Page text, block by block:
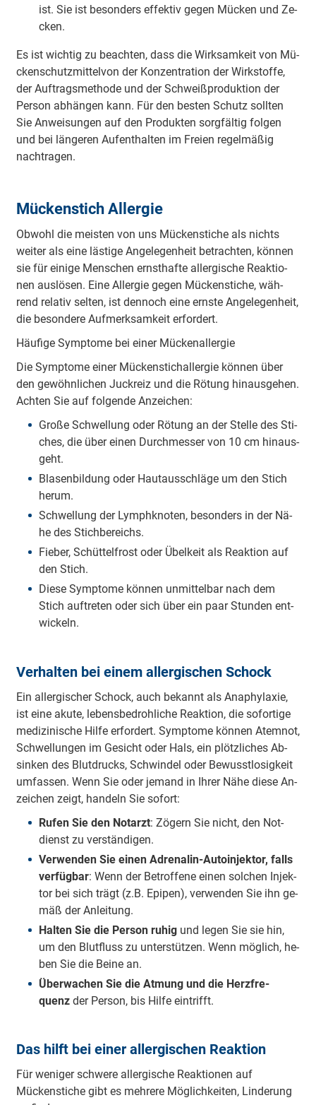
ist. Sie ist be­son­ders ef­fek­tiv ge­gen Mü­cken und Ze­
cken.
Es ist wich­tig zu be­ach­ten, dass die Wirk­sam­keit von Mü­
cken­schutz­mit­tel­von der Kon­zen­tra­ti­on der Wirk­stof­fe,
der Auf­trags­me­tho­de und der Schwei­ß­pro­duk­ti­on der
Per­son ab­hän­gen kann. Für den bes­ten Schutz soll­ten
Sie An­wei­sun­gen auf den Pro­duk­ten sorg­fäl­tig fol­gen
und bei län­ge­ren Auf­ent­hal­ten im Frei­en re­gel­mä­ßig
nach­tra­gen.
Mückenstich Allergie
Ob­wohl die meis­ten von uns Mü­cken­sti­che als nichts
wei­ter als ei­ne läs­ti­ge An­ge­le­gen­heit be­trach­ten, kön­nen
sie für ei­ni­ge Men­schen ernst­haf­te all­er­gi­sche Re­ak­tio­
nen aus­lö­sen. Ei­ne All­er­gie ge­gen Mü­cken­sti­che, wäh­
rend re­la­tiv sel­ten, ist den­noch ei­ne erns­te An­ge­le­gen­heit,
die be­son­de­re Auf­merk­sam­keit er­for­dert.
Häu­fi­ge Sym­pto­me bei ei­ner Mü­cken­all­er­gie
Die Sym­pto­me ei­ner Mü­cken­stich­all­er­gie kön­nen über
den ge­wöhn­li­chen Juck­reiz und die Rö­tung hin­aus­ge­hen.
Ach­ten Sie auf fol­gen­de An­zei­chen:
Gro­ße Schwel­lung oder Rö­tung an der Stel­le des Sti­
ches, die über ei­nen Durch­mes­ser von 10 cm hin­aus­
geht.
Bla­sen­bil­dung oder Haut­aus­schlä­ge um den Stich
her­um.
Schwel­lung der Lymph­kno­ten, be­son­ders in der Nä­
he des Stich­be­reichs.
Fie­ber, Schüt­tel­frost oder Übel­keit als Re­ak­ti­on auf
den Stich.
Die­se Sym­pto­me kön­nen un­mit­tel­bar nach dem
Stich auf­tre­ten oder sich über ein paar Stun­den ent­
wi­ckeln.
Verhalten bei einem allergischen Schock
Ein all­er­gi­scher Schock, auch be­kannt als Ana­phy­la­xie,
ist ei­ne aku­te, le­bens­be­droh­li­che Re­ak­ti­on, die so­for­ti­ge
me­di­zi­ni­sche Hil­fe er­for­dert. Sym­pto­me kön­nen Atem­not,
Schwel­lun­gen im Ge­sicht oder Hals, ein plötz­li­ches Ab­
sin­ken des Blut­drucks, Schwin­del oder Be­wusst­lo­sig­keit
um­fas­sen. Wenn Sie oder je­mand in Ih­rer Nä­he die­se An­
zei­chen zeigt, han­deln Sie so­fort:
Ru­fen Sie den Not­arzt: Zö­gern Sie nicht, den Not­
dienst zu ver­stän­di­gen.
Ver­wen­den Sie ei­nen Ad­re­na­lin-Au­to­in­jek­tor, falls
ver­füg­bar: Wenn der Be­trof­fe­ne ei­nen sol­chen In­jek­
tor bei sich trägt (z.B. Epipen), ver­wen­den Sie ihn ge­
mäß der An­lei­tung.
Hal­ten Sie die Per­son ru­higund le­gen Sie sie hin,
um den Blut­fluss zu un­ter­stüt­zen. Wenn mög­lich, he­
ben Sie die Bei­ne an.
Über­wa­chen Sie die At­mung und die Herz­fre­
quenzder Per­son, bis Hil­fe ein­trifft.
Das hilft bei einer allergischen Reaktion
Für weniger schwere allergische Reaktionen auf
Mückenstiche gibt es mehrere Möglichkeiten, Linderung